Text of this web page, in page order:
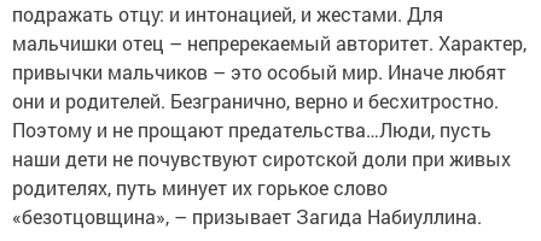
подражать отцу: и интонацией, и жестами. Для
мальчишки отец – непререкаемый авторитет. Характер,
привычки мальчиков – это особый мир. Иначе любят
они и родителей. Безгранично, верно и бесхитростно.
Поэтому и не прощают предательства…Люди, пусть
наши дети не почувствуют сиротской доли при живых
родителях, путь минует их горькое слово
«безотцовщина», – призывает Загида Набиуллина.